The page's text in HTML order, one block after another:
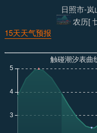
日照市-
农历[
15天天气预报
触碰潮汐表曲